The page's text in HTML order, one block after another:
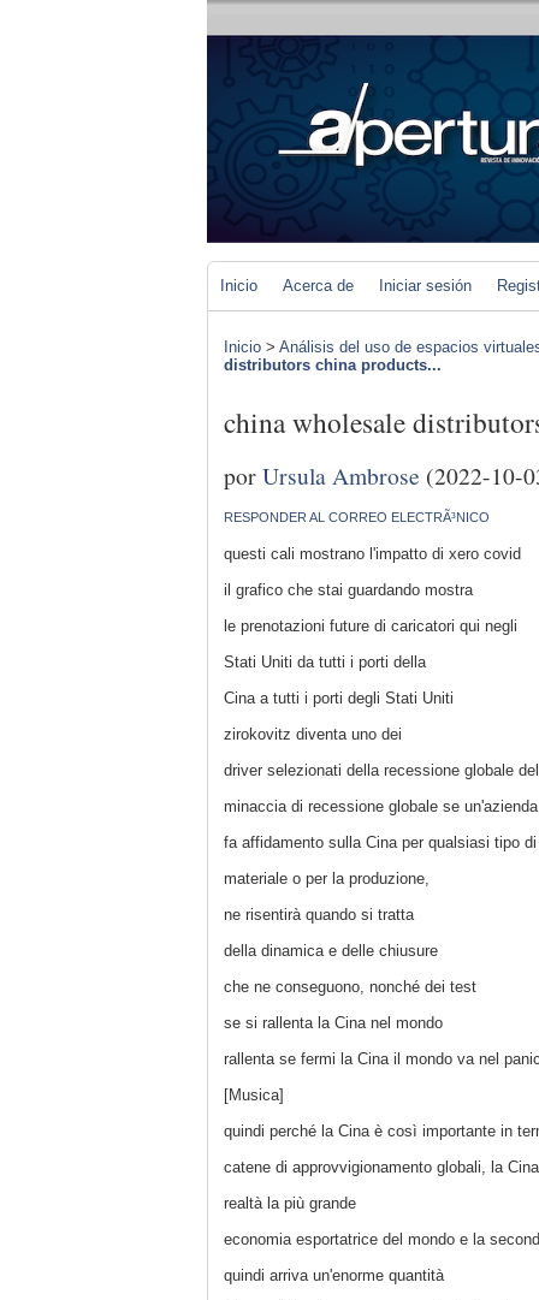
Inicio Acerca de Iniciar sesión
Inicio > Análisis del uso de espacios
distributors china products...
china wholesale
porUrsula Ambrose (2022-10-
RESPONDER AL CORREO ELECTRÃ³NICO
questi cali mostrano l'impatto di xero covid
il grafico che stai guardando mostra
le prenotazioni future di caricatori qui negli
Stati Uniti da tutti i porti della
Cina a tutti i porti degli Stati Uniti
zirokovitz diventa uno dei
driver selezionati della recessione globale
minaccia di recessione globale se un'azienda
fa affidamento sulla Cina per qualsiasi tipo di
materiale o per la produzione,
ne risentirà quando si tratta
della dinamica e delle chiusure
che ne conseguono, nonché dei test
se si rallenta la Cina nel mondo
rallenta se fermi la Cina il mondo va nel
[Musica]
quindi perché la Cina è così importante in
catene di approvvigionamento globali, la
realtà la più grande
economia esportatrice del mondo e la
quindi arriva un'enorme quantità